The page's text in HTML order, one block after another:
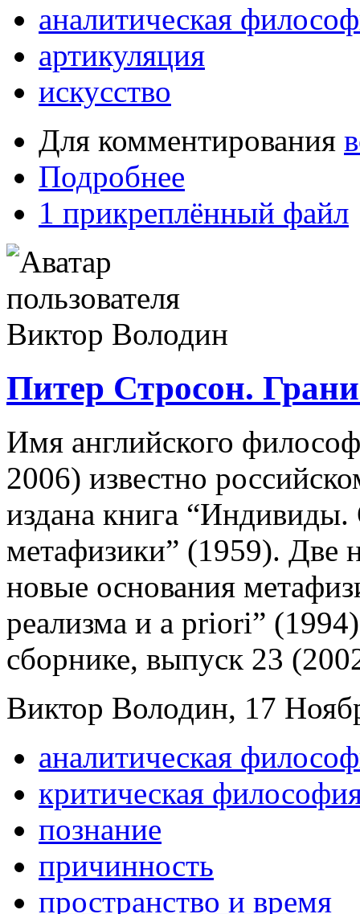
аналитическая
артикуляция
искусство
Для комментирования
Подробнее
1 прикреплённый файл
Питер Стросон.
Имя английского
2006) известно
издана книга
метафизики” (1959). Две
новые основания
реализма и a priori”
сборнике, выпуск 23
Виктор Володин, 17
аналитическая
критическая
познание
причинность
пространство и время